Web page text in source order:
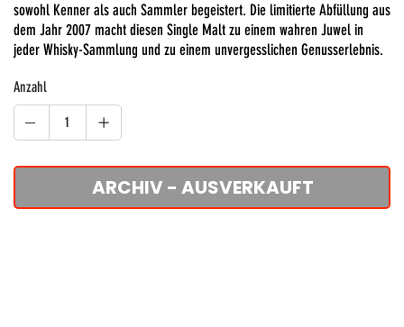
sowohl Kenner als auch Sammler begeistert. Die limitierte Abfüllung aus
dem Jahr 2007 macht diesen Single Malt zu einem wahren Juwel in
jeder Whisky-Sammlung und zu einem unvergesslichen Genusserlebnis.
Anzahl
ARCHIV - AUSVERKAUFT